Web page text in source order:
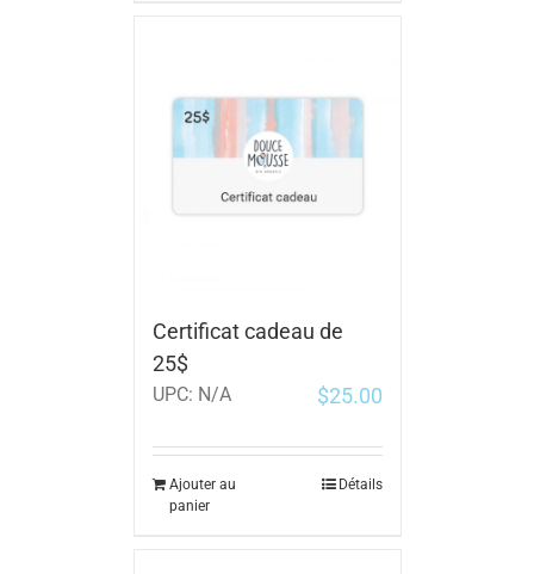
Certificat cadeau de
25$
UPC: N/A $25.00
Ajouter au
panier
Détails